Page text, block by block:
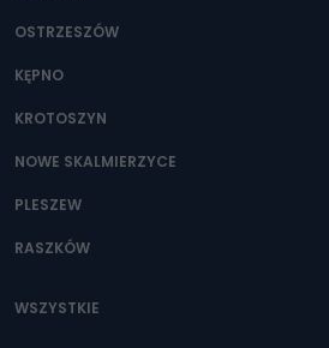
OSTRZESZÓW
KĘPNO
KROTOSZYN
NOWE SKALMIERZYCE
PLESZEW
RASZKÓW
WSZYSTKIE